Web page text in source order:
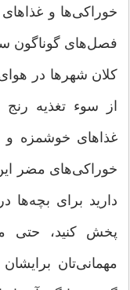
خوراکی‌ها و
فصل‌های گوناگون
کلان شهرها در هوای
از سوء تغذیه رنج
غذاهای خوشمزه
خوراکی‌های مضر
دارید برای بچه‌ها
پخش کنید، حتی
مهمانی‌تان